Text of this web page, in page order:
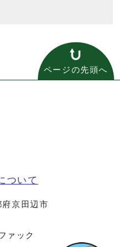
ページの先頭へ
ついて
京田辺市
ァック